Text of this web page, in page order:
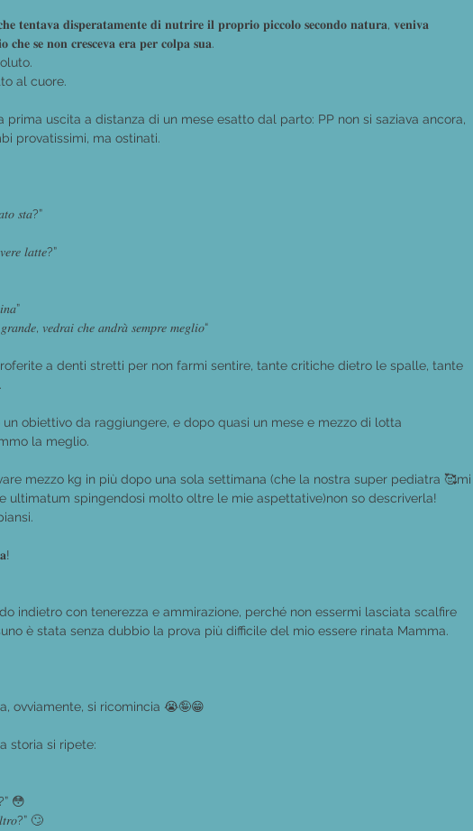
𝐝𝐢𝐬𝐩𝐞𝐫𝐚𝐭𝐚𝐦𝐞𝐧𝐭𝐞 𝐝𝐢 𝐧𝐮𝐭𝐫𝐢𝐫𝐞 𝐢𝐥 𝐩𝐫𝐨𝐩𝐫𝐢𝐨 𝐩𝐢𝐜𝐜𝐨𝐥𝐨 𝐬𝐞𝐜𝐨𝐧𝐝𝐨 𝐧𝐚𝐭𝐮𝐫𝐚, 𝐯𝐞𝐧𝐢𝐯𝐚
𝐜𝐡𝐞 𝐬𝐞 𝐧𝐨𝐧 𝐜𝐫𝐞𝐬𝐜𝐞𝐯𝐚 𝐞𝐫𝐚 𝐩𝐞𝐫 𝐜𝐨𝐥𝐩𝐚 𝐬𝐮𝐚.
al cuore.
prima uscita a distanza di un mese esatto dal parto: PP non si saziava ancora,
provatissimi, ma ostinati.
𝑠𝑡𝑎?”
𝑙𝑎𝑡𝑡𝑒?”
𝑣𝑒𝑑𝑟𝑎𝑖 𝑐ℎ𝑒 𝑎𝑛𝑑𝑟𝑎̀ 𝑠𝑒𝑚𝑝𝑟𝑒 𝑚𝑒𝑔𝑙𝑖𝑜“
a denti stretti per non farmi sentire, tante critiche dietro le spalle, tante
un obiettivo da raggiungere, e dopo quasi un mese e mezzo di lotta
la meglio.
mezzo kg in più dopo una sola settimana (che la nostra super pediatra 🥰mi
ultimatum spingendosi molto oltre le mie aspettative)non so descriverla!
indietro con tenerezza e ammirazione, perché non essermi lasciata scalfire
è stata senza dubbio la prova più difficile del mio essere rinata Mamma.
ovviamente, si ricomincia 😭🤪😁
storia si ripete:
😳
🙄